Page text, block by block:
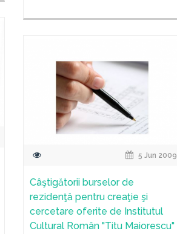
5 Jun 2009
Câştigătorii burselor de
rezidenţă pentru creaţie şi
cercetare oferite de Institutul
Cultural Român "Titu Maiorescu"